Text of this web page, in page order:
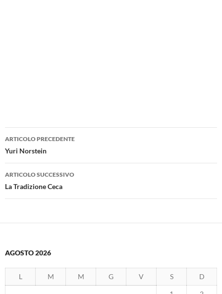
Navigazione
articolo
ARTICOLO PRECEDENTE
Yuri Norstein
ARTICOLO SUCCESSIVO
La Tradizione Ceca
AGOSTO 2026
L M M G V S D